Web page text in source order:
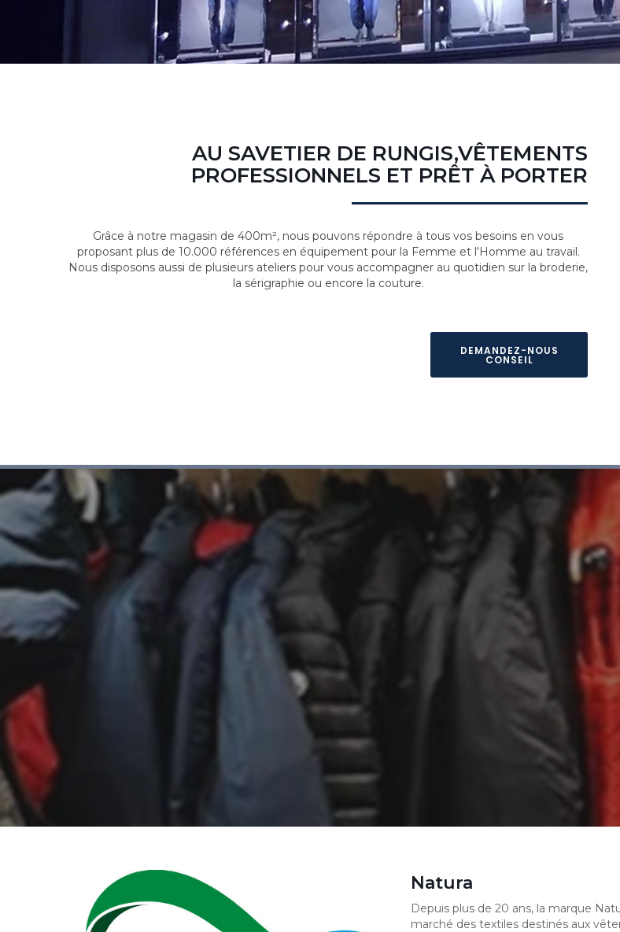
AU SAVETIER DE RUNGIS,VÊTEMENTS
PROFESSIONNELS ET PRÊT À PORTER
Grâce à notre magasin de 400m², nous pouvons répondre à tous vos besoins en vous
proposant plus de 10.000 références en équipement pour la Femme et l'Homme au travail.
Nous disposons aussi de plusieurs ateliers pour vous accompagner au quotidien sur la broderie,
la sérigraphie ou encore la couture.
DEMANDEZ-NOUS
CONSEIL
Natura
Depuis plus de 20 ans, la marque
marché des textiles destinés aux